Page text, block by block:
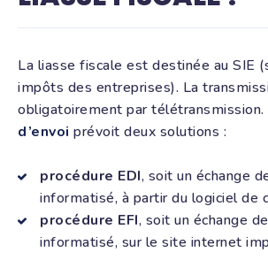
La liasse fiscale est destinée au SIE
impôts des entreprises). La
obligatoirement par télétransmission.
d’envoi prévoit deux solutions :
procédure EDI, soit un échange
informatisé, à partir du logiciel de
procédure EFI, soit un échange
informatisé, sur le site internet